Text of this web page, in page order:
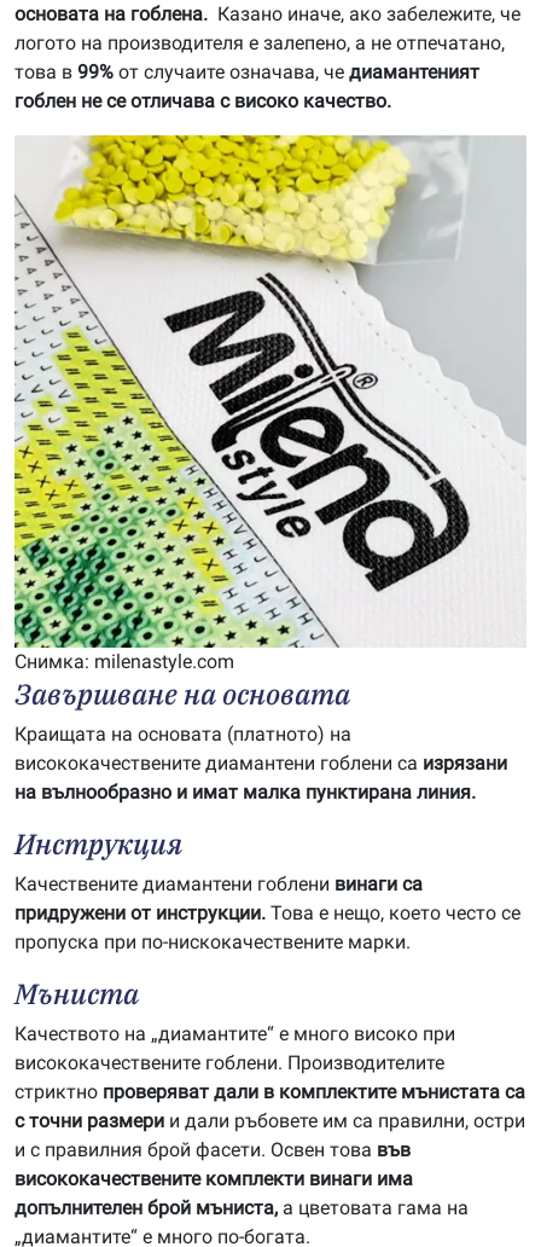
основата на гоблена. Казано иначе, ако забележите, че
логото на производителя е залепено, а не отпечатано,
това в 99% от случаите означава, че диамантеният
гоблен не се отличава с високо качество.
Снимка: milenastyle.com
Завършване на основата
Краищата на основата (платното) на
висококачествените диамантени гоблени са изрязани
на вълнообразно и имат малка пунктирана линия.
Инструкция
Качествените диамантени гоблени винаги са
придружени от инструкции. Това е нещо, което често се
пропуска при по-нискокачествените марки.
Мъниста
Качеството на „диамантите“ е много високо при
висококачествените гоблени. Производителите
стриктно проверяват дали в комплектите мънистата са
с точни размери и дали ръбовете им са правилни, остри
и с правилния брой фасети. Освен това във
висококачествените комплекти винаги има
допълнителен брой мъниста, а цветовата гама на
„диамантите“ е много по-богата.